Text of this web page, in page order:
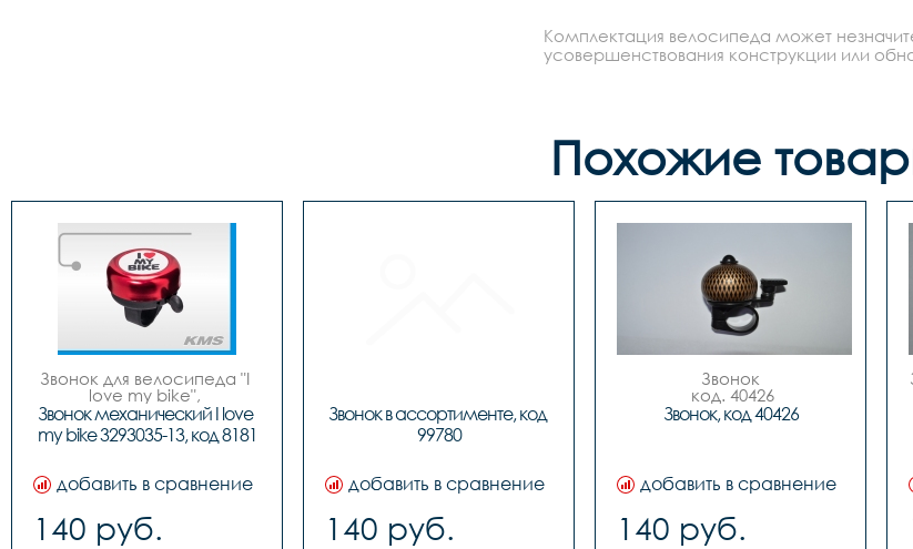
Комплектация велосипеда может
усовершенствования конструкции или
Похожие
Звонок для велосипеда "I
love my bike",
металлический, 6 цветов.
Звонок механический I love
my bike 3293035-13, код 8181
добавить в сравнение
140 руб.
Звонок в ассортименте, код
99780
добавить в сравнение
140 руб.
Звонок
код. 40426
Звонок, код 40426
добавить в сравнение
140 руб.